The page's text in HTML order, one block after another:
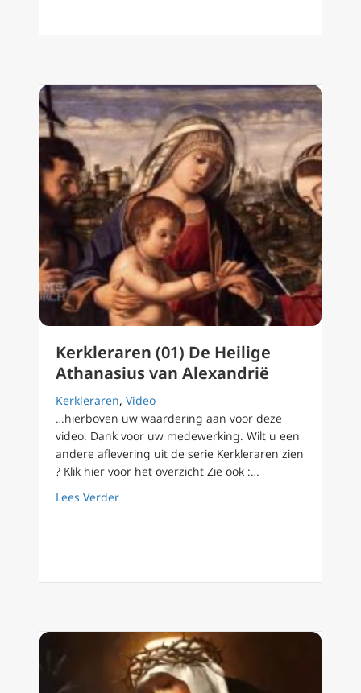
Kerkleraren (01) De Heilige
Athanasius van Alexandrië
Kerkleraren, Video
…hierboven uw waardering aan voor deze
video. Dank voor uw medewerking. Wilt u een
andere aflevering uit de serie Kerkleraren zien
? Klik hier voor het overzicht Zie ook :…
Lees Verderabout Kerkleraren (01) De Heilige